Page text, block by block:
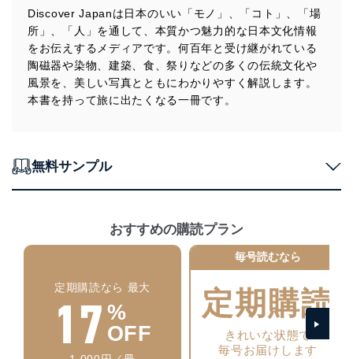
当社は、個人情報の正確性及び安全性を確保するため
に、下記セキュリティ対策をはじめとする安全対策を実
施し、個人情報の漏えい、滅失またはき損の防止及び是
正に努めます。
アクセス制御
個人データを取り扱うことのできる機器及び当該
機器を取り扱う従業者を明確化し、 個人データへ
機器に標準装備されているユーザー制御機能（ユ
ベース等を取り扱う情報システムを使用する従業
外部からの不正アクセス等の防止
個人データを取り扱う機器等のオペレーティング
システムを最新の状態に保持しています。
個人データを取り扱う機器等にセキュリティ対策
ソフトウェア等を導入し、自動更新 機能等の活用
により、これを最新状態としています。
情報システムの使用に伴う漏洩等の防止
Discover Japanは日本のいい「モノ」、「コト」、「場
所」、「人」を通して、本質かつ魅力的な日本文化情報
をお伝えするメディアです。何百年と受け継がれている
陶磁器や染物、建築、食、祭りなどの多くの伝統文化や
風景を、美しい写真とともにわかりやすく解説します。
本書を持って旅に出たくなる一冊です。
無料サンプル
おすすめの購読プラン
定期購読なら 最大
17 %
OFF
毎号読むなら
定期購読
きれいな状態で
毎号お届けします